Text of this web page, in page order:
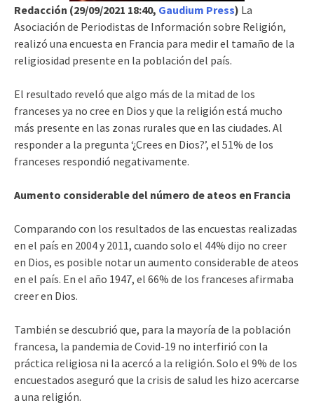
Redacción (29/09/2021 18:40, Gaudium Press) La
Asociación de Periodistas de Información sobre Religión,
realizó una encuesta en Francia para medir el tamaño de la
religiosidad presente en la población del país.
El resultado reveló que algo más de la mitad de los
franceses ya no cree en Dios y que la religión está mucho
más presente en las zonas rurales que en las ciudades. Al
responder a la pregunta ‘¿Crees en Dios?’, el 51% de los
franceses respondió negativamente.
Aumento considerable del número de ateos en Francia
Comparando con los resultados de las encuestas realizadas
en el país en 2004 y 2011, cuando solo el 44% dijo no creer
en Dios, es posible notar un aumento considerable de ateos
en el país. En el año 1947, el 66% de los franceses afirmaba
creer en Dios.
También se descubrió que, para la mayoría de la población
francesa, la pandemia de Covid-19 no interfirió con la
práctica religiosa ni la acercó a la religión. Solo el 9% de los
encuestados aseguró que la crisis de salud les hizo acercarse
a una religión.